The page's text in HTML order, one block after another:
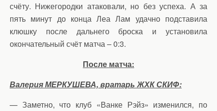
счёту. Нижегородки атаковали, но без успеха. А за
пять минут до конца Леа Лам удачно подставила
клюшку после дальнего броска и установила
окончательный счёт матча – 0:3.
После матча:
Валерия МЕРКУШЕВА, вратарь ЖХК СКИФ:
— Заметно, что клуб «Ванке Рэйз» изменился, по